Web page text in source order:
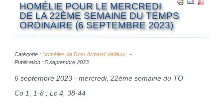
HOMÉLIE POUR LE MERCREDI
DE LA 22ÈME SEMAINE DU TEMPS
ORDINAIRE (6 SEPTEMBRE 2023)
Catégorie : Homélies de Dom Armand Veilleux
Publication : 5 septembre 2023
6 septembre 2023 - mercredi, 22ème semaine du TO
Co 1, 1-8 ; Lc 4, 38-44